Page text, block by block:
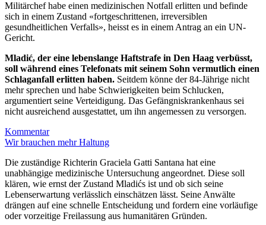
Militärchef habe einen medizinischen Notfall erlitten und befinde
sich in einem Zustand «fortgeschrittenen, irreversiblen
gesundheitlichen Verfalls», heisst es in einem Antrag an ein UN-
Gericht.
Mladić, der eine lebenslange Haftstrafe in Den Haag verbüsst,
soll während eines Telefonats mit seinem Sohn vermutlich einen
Schlaganfall erlitten haben. Seitdem könne der 84-Jährige nicht
mehr sprechen und habe Schwierigkeiten beim Schlucken,
argumentiert seine Verteidigung. Das Gefängniskrankenhaus sei
nicht ausreichend ausgestattet, um ihn angemessen zu versorgen.
Kommentar
Wir brauchen mehr Haltung
Die zuständige Richterin Graciela Gatti Santana hat eine
unabhängige medizinische Untersuchung angeordnet. Diese soll
klären, wie ernst der Zustand Mladićs ist und ob sich seine
Lebenserwartung verlässlich einschätzen lässt. Seine Anwälte
drängen auf eine schnelle Entscheidung und fordern eine vorläufige
oder vorzeitige Freilassung aus humanitären Gründen.